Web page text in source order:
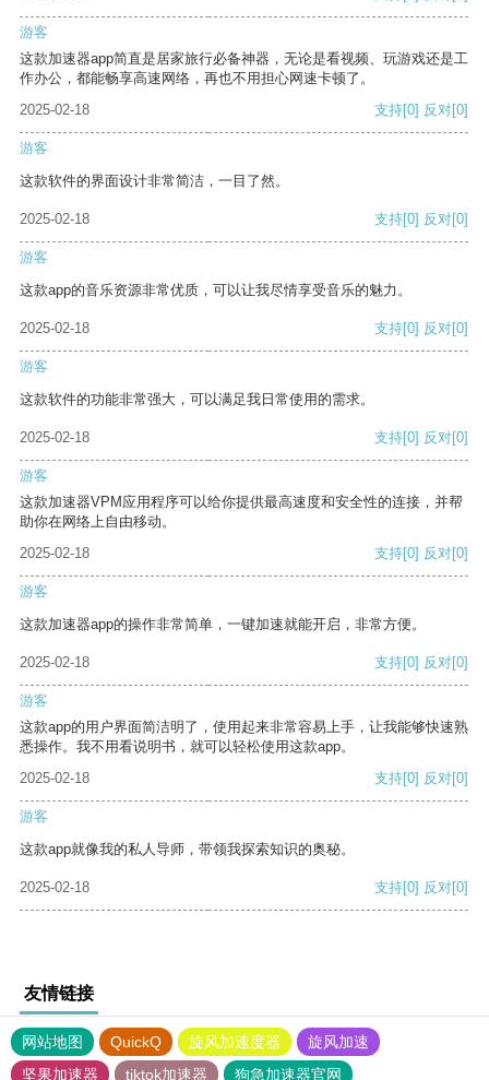
游客
这款加速器app简直是居家旅行必备神器，无论是看视频、玩游戏还是工
作办公，都能畅享高速网络，再也不用担心网速卡顿了。
2025-02-18
支持[0] 反对[0]
游客
这款软件的界面设计非常简洁，一目了然。
2025-02-18 支持[0] 反对[0]
游客
这款app的音乐资源非常优质，可以让我尽情享受音乐的魅力。
2025-02-18 支持[0] 反对[0]
游客
这款软件的功能非常强大，可以满足我日常使用的需求。
2025-02-18 支持[0] 反对[0]
游客
这款加速器VPM应用程序可以给你提供最高速度和安全性的连接，并帮
助你在网络上自由移动。
2025-02-18
支持[0] 反对[0]
游客
这款加速器app的操作非常简单，一键加速就能开启，非常方便。
2025-02-18 支持[0] 反对[0]
游客
这款app的用户界面简洁明了，使用起来非常容易上手，让我能够快速熟
悉操作。我不用看说明书，就可以轻松使用这款app。
2025-02-18
支持[0] 反对[0]
游客
这款app就像我的私人导师，带领我探索知识的奥秘。
2025-02-18 支持[0] 反对[0]
友情链接
网站地图 QuickQ 旋风加速度器
旋风加速
坚果加速器
tiktok加速器 狗急加速器官网